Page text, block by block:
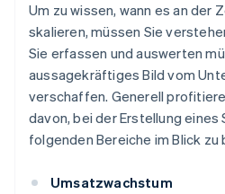
Um zu wissen, wann es an der
skalieren, müssen Sie
Sie erfassen und auswerten
aussagekräftiges Bild vom
verschaffen. Generell
davon, bei der Erstellung eines
folgenden Bereiche im Blick zu
Umsatzwachstum